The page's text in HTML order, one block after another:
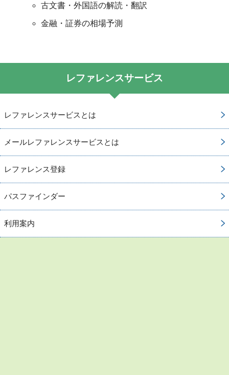
古文書・外国語の解読・翻訳
金融・証券の相場予測
レファレンスサービス
レファレンスサービスとは
メールレファレンスサービスとは
レファレンス登録
パスファインダー
利用案内